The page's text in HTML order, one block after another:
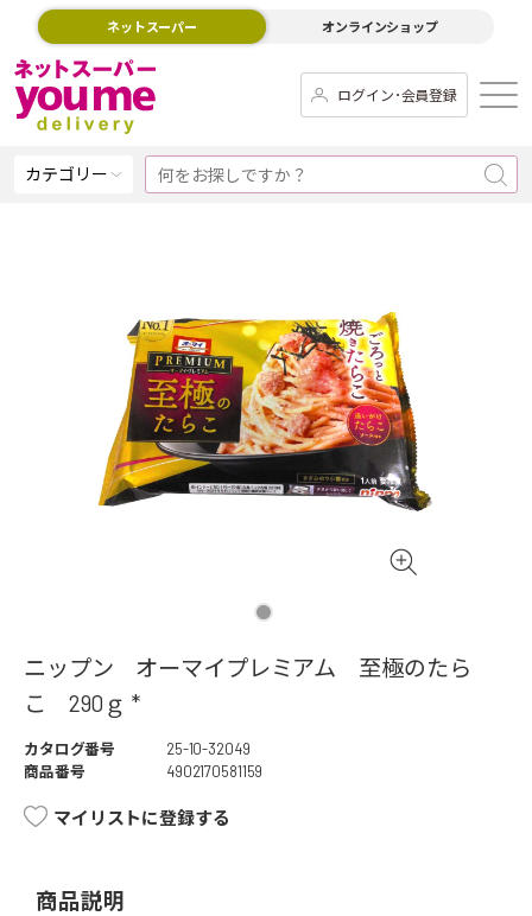
ネットスーパー オンラインショップ
ログイン･会員登録
カテゴリー
ニップン オーマイプレミアム 至極のたら
こ 290ｇ *
カタログ番号
25-10-32049
商品番号
4902170581159
マイリストに登録する
商品説明